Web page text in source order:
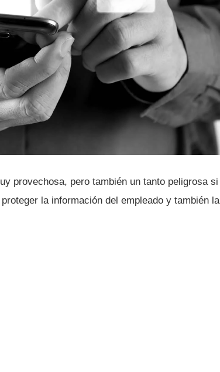
provechosa, pero también un tanto peligrosa si
la información del empleado y también la